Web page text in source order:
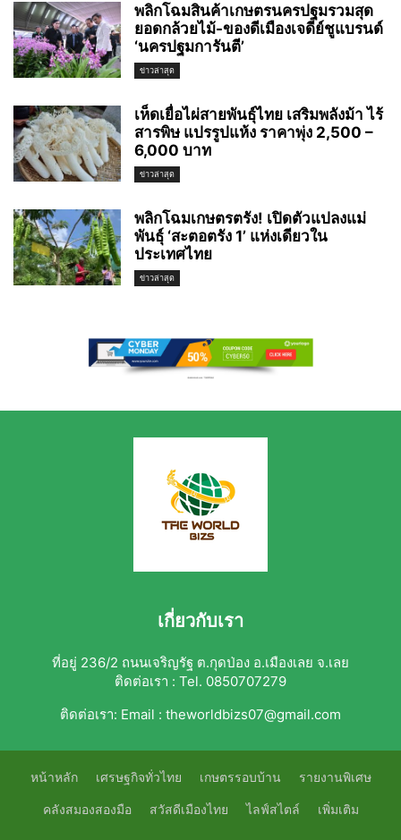
พลิกโฉมสินค้าเกษตรนครปฐมรวมสุด
ยอดกล้วยไม้-ของดีเมืองเจดีย์ชูแบรนด์
‘นครปฐมการันตี’
ข่าวล่าสุด
เห็ดเยื่อไผ่สายพันธุ์ไทย เสริมพลังม้า ไร้
สารพิษ แปรรูปแห้ง ราคาพุ่ง 2,500 –
6,000 บาท
ข่าวล่าสุด
พลิกโฉมเกษตรตรัง! เปิดตัวแปลงแม่
พันธุ์ ‘สะตอตรัง 1’ แห่งเดียวใน
ประเทศไทย
ข่าวล่าสุด
เกี่ยวกับเรา
ที่อยู่ 236/2 ถนนเจริญรัฐ ต.กุดป่อง อ.เมืองเลย จ.เลย
ติดต่อเรา : Tel. 0850707279
ติดต่อเรา: Email : theworldbizs07@gmail.com
หน้าหลัก เศรษฐกิจทั่วไทย เกษตรรอบบ้าน รายงานพิเศษ
คลังสมองสองมือ สวัสดีเมืองไทย ไลฟ์สไตล์ เพิ่มเติม